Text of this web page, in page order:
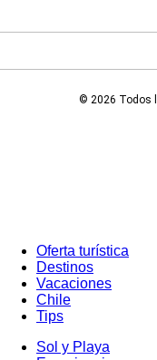
© 2026 Todos
Oferta turística
Destinos
Vacaciones
Chile
Tips
Sol y Playa